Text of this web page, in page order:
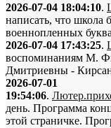
2026-07-04 18:04:10.
написать, что школа
военнопленных
2026-07-04 17:43:25.
воспоминаниям М.
Дмитриевны -
2026-07-01
19:54:06.
день. Программа
этой страничке.